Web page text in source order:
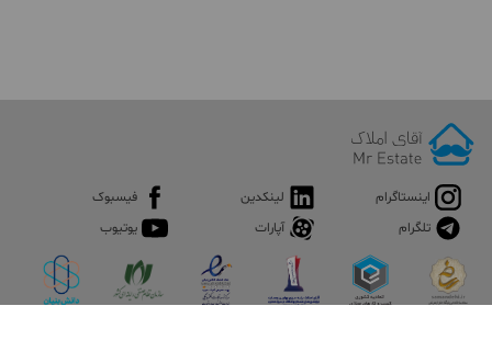
اینستاگرام لینکدین
فیسبوک
تلگرام
آپارات یوتیوب